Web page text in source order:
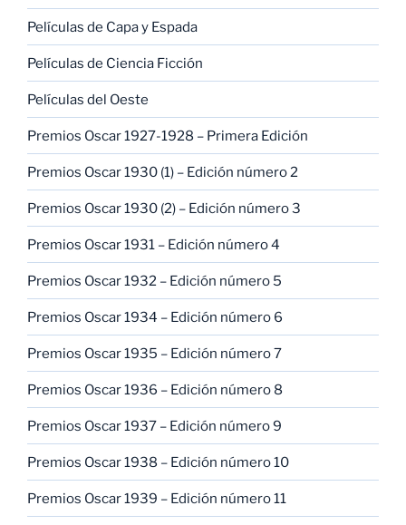
Películas de Capa y Espada
Películas de Ciencia Ficción
Películas del Oeste
Premios Oscar 1927-1928 – Primera Edición
Premios Oscar 1930 (1) – Edición número 2
Premios Oscar 1930 (2) – Edición número 3
Premios Oscar 1931 – Edición número 4
Premios Oscar 1932 – Edición número 5
Premios Oscar 1934 – Edición número 6
Premios Oscar 1935 – Edición número 7
Premios Oscar 1936 – Edición número 8
Premios Oscar 1937 – Edición número 9
Premios Oscar 1938 – Edición número 10
Premios Oscar 1939 – Edición número 11